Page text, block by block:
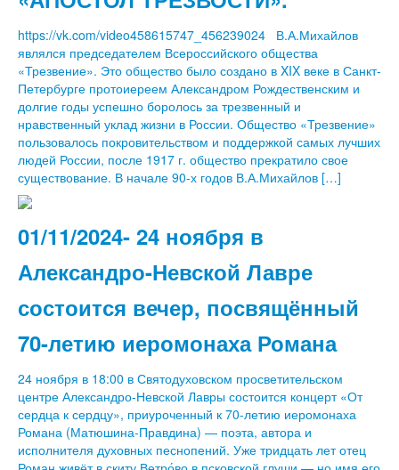
https://vk.com/video458615747_456239024 В.А.Михайлов
являлся председателем Всероссийского общества
«Трезвение». Это общество было создано в XIX веке в Санкт-
Петербурге протоиереем Александром Рождественским и
долгие годы успешно боролось за трезвенный и
нравственный уклад жизни в России. Общество «Трезвение»
пользовалось покровительством и поддержкой самых лучших
людей России, после 1917 г. общество прекратило свое
существование. В начале 90-х годов В.А.Михайлов […]
01/11/2024- 24 ноября в
Александро-Невской Лавре
состоится вечер, посвящённый
70-летию иеромонаха Романа
24 ноября в 18:00 в Святодуховском просветительском
центре Александро-Невской Лавры состоится концерт «От
сердца к сердцу», приуроченный к 70-летию иеромонаха
Романа (Матюшина-Правдина) — поэта, автора и
исполнителя духовных песнопений. Уже тридцать лет отец